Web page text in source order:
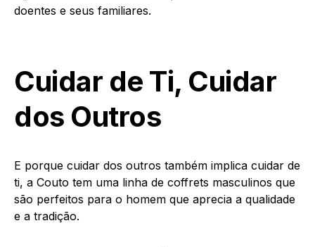
doentes e seus familiares.
Cuidar de Ti, Cuidar
dos Outros
E porque cuidar dos outros também implica cuidar de
ti, a Couto tem uma linha de coffrets masculinos que
são perfeitos para o homem que aprecia a qualidade
e a tradição.